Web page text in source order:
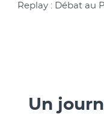
Replay : Débat au
Un